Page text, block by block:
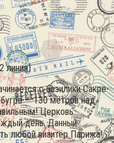
линия)
с базилики Сакре-
— 130 метров над
Церковь
день. Данный
любой визитёр Парижа!